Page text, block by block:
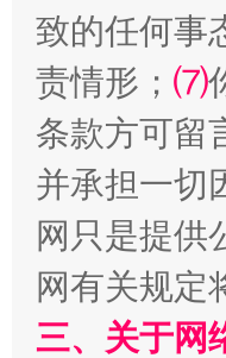
致的任何事
责情形； ⑺
条款方可留
并承担一切
网只是提供
网有关规定
三、关于网